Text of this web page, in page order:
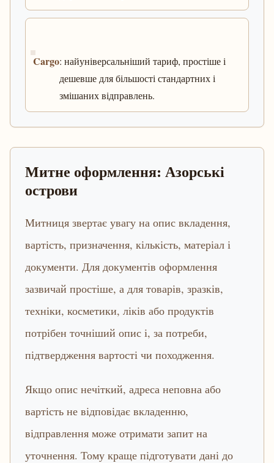
Cargo: найуніверсальніший тариф, простіше і
дешевше для більшості стандартних і
змішаних відправлень.
Митне оформлення: Азорські
острови
Митниця звертає увагу на опис вкладення,
вартість, призначення, кількість, матеріал і
документи. Для документів оформлення
зазвичай простіше, а для товарів, зразків,
техніки, косметики, ліків або продуктів
потрібен точніший опис і, за потреби,
підтвердження вартості чи походження.
Якщо опис нечіткий, адреса неповна або
вартість не відповідає вкладенню,
відправлення може отримати запит на
уточнення. Тому краще підготувати дані до